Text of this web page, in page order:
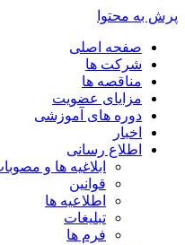
پرش به محتوا
صفحه اصلی
شرکت ها
مناقصه ها
مزایای عضویت
دوره های آموزشی
اخبار
اطلاع رسانی
ابلاغیه ها و
قوانین
اطلاعیه ها
تبلیغات
فرم ها